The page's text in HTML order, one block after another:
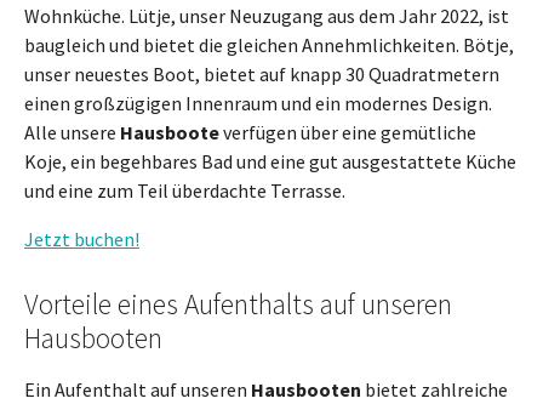
Wohnküche. Lütje, unser Neuzugang aus dem Jahr 2022, ist
baugleich und bietet die gleichen Annehmlichkeiten. Bötje,
unser neuestes Boot, bietet auf knapp 30 Quadratmetern
einen großzügigen Innenraum und ein modernes Design.
Alle unsere Hausbooteverfügen über eine gemütliche
Koje, ein begehbares Bad und eine gut ausgestattete Küche
und eine zum Teil überdachte Terrasse.
Jetzt buchen!
Vorteile eines Aufenthalts auf unseren
Hausbooten
Ein Aufenthalt auf unseren Hausbooten bietet zahlreiche